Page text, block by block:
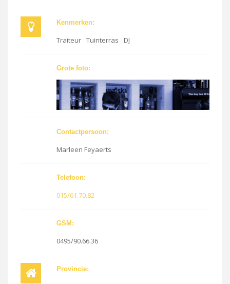
Kenmerken:
Traiteur Tuinterras DJ
Grote foto:
Contactpersoon:
Marleen Feyaerts
Telefoon:
015/61.70.82
GSM:
0495/90.66.36
Provincie: